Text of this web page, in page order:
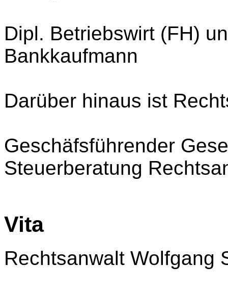
Dipl. Betriebswirt (FH)
Bankkaufmann
Darüber hinaus ist
Geschäfsführender
Steuerberatung
Vita
Rechtsanwalt Wolfgang